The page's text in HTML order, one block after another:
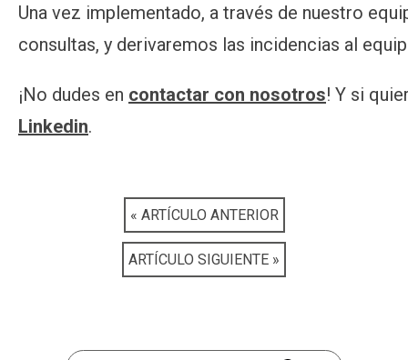
Una vez implementado, a través de nuestro
consultas, y derivaremos las incidencias al
¡No dudes en contactar con nosotros! Y si
Linkedin.
« ARTÍCULO ANTERIOR
ARTÍCULO SIGUIENTE »